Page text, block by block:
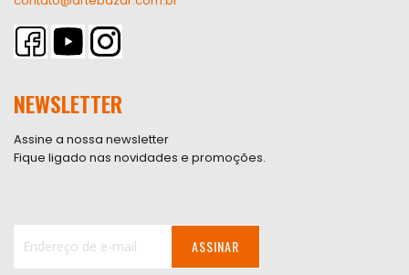
NEWSLETTER
Assine a nossa newsletter
Fique ligado nas novidades e promoções.
ASSINAR